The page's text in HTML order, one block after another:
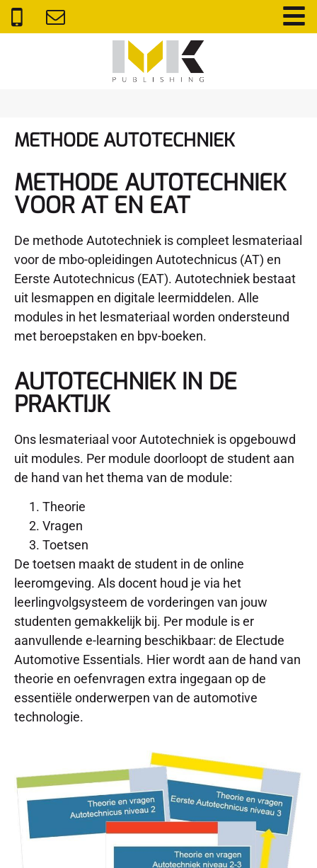
METHODE AUTOTECHNIEK
METHODE AUTOTECHNIEK
VOOR AT EN EAT
De methode Autotechniek is compleet lesmateriaal
voor de mbo-opleidingen Autotechnicus (AT) en
Eerste Autotechnicus (EAT). Autotechniek bestaat
uit lesmappen en digitale leermiddelen. Alle
modules in het lesmateriaal worden ondersteund
met beroepstaken en bpv-boeken.
AUTOTECHNIEK IN DE
PRAKTIJK
Ons lesmateriaal voor Autotechniek is opgebouwd
uit modules. Per module doorloopt de student aan
de hand van het thema van de module:
Theorie
Vragen
Toetsen
De toetsen maakt de student in de online
leeromgeving. Als docent houd je via het
leerlingvolgsysteem de vorderingen van jouw
studenten gemakkelijk bij. Per module is er
aanvullende e-learning beschikbaar: de Electude
Automotive Essentials. Hier wordt aan de hand van
theorie en oefenvragen extra ingegaan op de
essentiële onderwerpen van de automotive
technologie.